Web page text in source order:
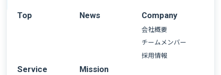
Top News
Company
会社概要
チームメンバー
採用情報
Service
Mission